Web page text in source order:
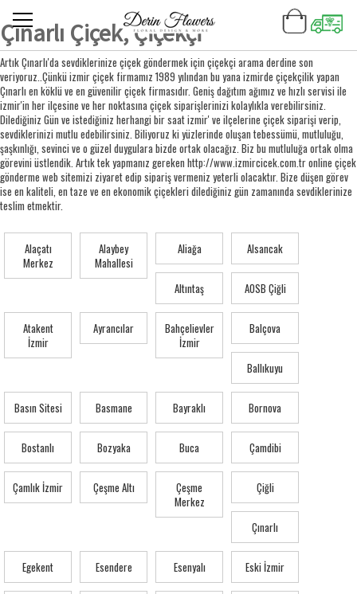
Çınarlı Çiçek, Çiçekçi
Artık Çınarlı'da sevdiklerinize çiçek göndermek için çiçekçi arama derdine son
veriyoruz..Çünkü izmir çiçek firmamız 1989 yılından bu yana izmirde çiçekçilik yapan
Çınarlı en köklü ve en güvenilir çiçek firmasıdır. Geniş dağıtım ağımız ve hızlı servisi ile
izmir'in her ilçesine ve her noktasına çiçek siparişlerinizi kolaylıkla verebilirsiniz.
Dilediğiniz Gün ve istediğiniz herhangi bir saat izmir' ve ilçelerine çiçek siparişi verip,
sevdiklerinizi mutlu edebilirsiniz. Biliyoruz ki yüzlerinde oluşan tebessümü, mutluluğu,
şaşkınlığı, sevinci ve o güzel duygulara bizde ortak olacağız. Biz bu mutluluğa ortak olma
görevini üstlendik. Artık tek yapmanız gereken http://www.izmircicek.com.tr online çiçek
gönderme web sitemizi ziyaret edip sipariş vermeniz yeterli olacaktır. Bize düşen görev
ise en kaliteli, en taze ve en ekonomik çiçekleri dilediğiniz gün zamanında sevdiklerinize
teslim etmektir.
Alaçatı
Merkez
Alaybey
Mahallesi
Aliağa Alsancak
Altıntaş AOSB Çiğli
Atakent
İzmir
Ayrancılar
Bahçelievler
İzmir
Balçova
Ballıkuyu
Basın Sitesi Basmane Bayraklı Bornova
Bostanlı Bozyaka Buca Çamdibi
Çamlık İzmir Çeşme Altı
Çeşme
Merkez
Çiğli
Çınarlı
Egekent Esendere Esenyalı Eski İzmir